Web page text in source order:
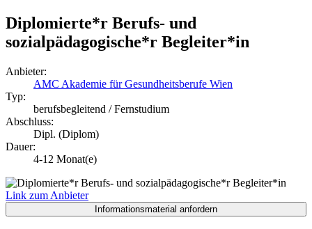
Diplomierte*r Berufs- und
sozialpädagogische*r Begleiter*in
Anbieter:
AMC Akademie für Gesundheitsberufe Wien
Typ:
berufsbegleitend / Fernstudium
Abschluss:
Dipl. (Diplom)
Dauer:
4-12 Monat(e)
Link zum Anbieter